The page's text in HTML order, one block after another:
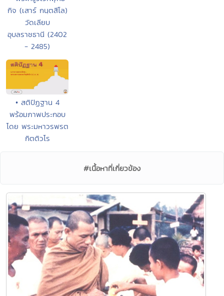
กิจ (เสาร์ กนฺตสีโล)
วัดเลียบ
อุบลราชธานี (2402
- 2485)
• สติปัฏฐาน 4
พร้อมภาพประกอบ
โดย พระมหาวรพรต
กิตติวโร
#เนื้อหาที่เกี่ยวข้อง